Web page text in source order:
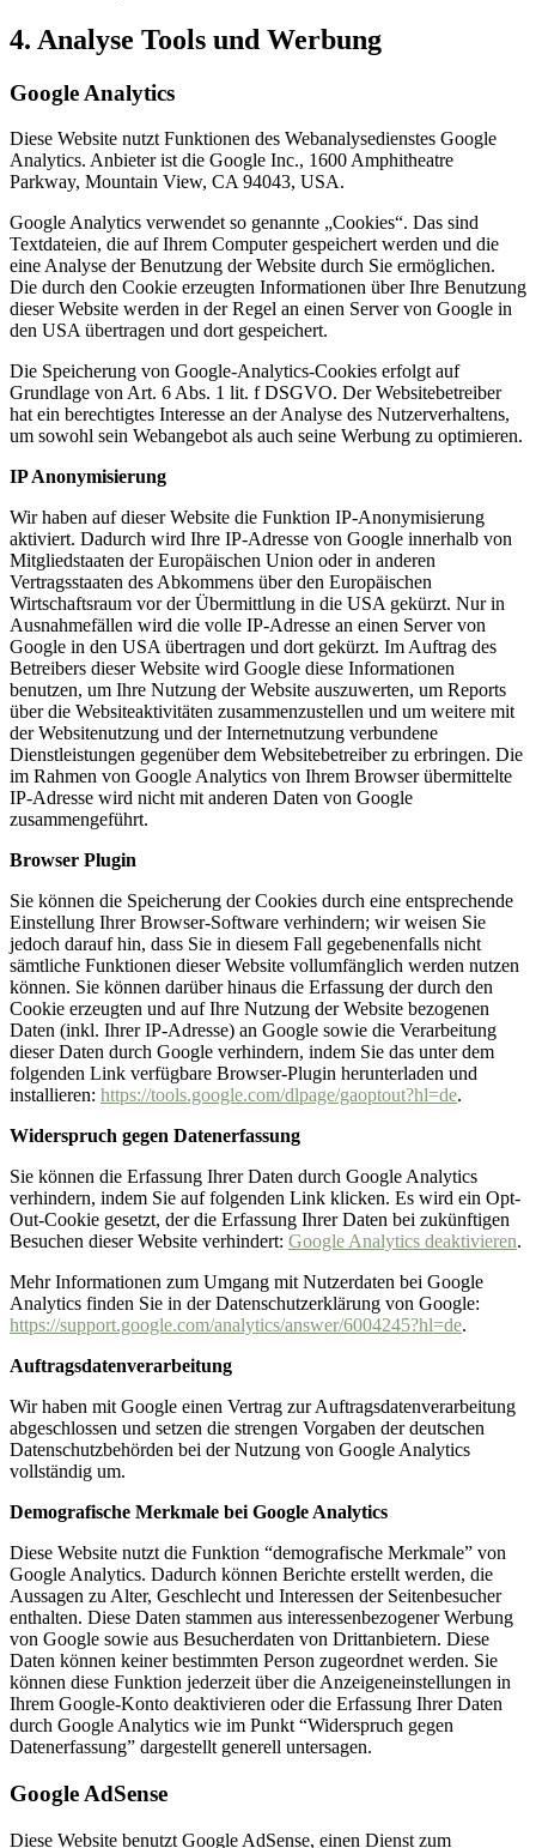
4. Analyse Tools und Werbung
Google Analytics
Diese Website nutzt Funktionen des Webanalysedienstes Google
Analytics. Anbieter ist die Google Inc., 1600 Amphitheatre
Parkway, Mountain View, CA 94043, USA.
Google Analytics verwendet so genannte „Cookies“. Das sind
Textdateien, die auf Ihrem Computer gespeichert werden und die
eine Analyse der Benutzung der Website durch Sie ermöglichen.
Die durch den Cookie erzeugten Informationen über Ihre Benutzung
dieser Website werden in der Regel an einen Server von Google in
den USA übertragen und dort gespeichert.
Die Speicherung von Google-Analytics-Cookies erfolgt auf
Grundlage von Art. 6 Abs. 1 lit. f DSGVO. Der Websitebetreiber
hat ein berechtigtes Interesse an der Analyse des Nutzerverhaltens,
um sowohl sein Webangebot als auch seine Werbung zu optimieren.
IP Anonymisierung
Wir haben auf dieser Website die Funktion IP-Anonymisierung
aktiviert. Dadurch wird Ihre IP-Adresse von Google innerhalb von
Mitgliedstaaten der Europäischen Union oder in anderen
Vertragsstaaten des Abkommens über den Europäischen
Wirtschaftsraum vor der Übermittlung in die USA gekürzt. Nur in
Ausnahmefällen wird die volle IP-Adresse an einen Server von
Google in den USA übertragen und dort gekürzt. Im Auftrag des
Betreibers dieser Website wird Google diese Informationen
benutzen, um Ihre Nutzung der Website auszuwerten, um Reports
über die Websiteaktivitäten zusammenzustellen und um weitere mit
der Websitenutzung und der Internetnutzung verbundene
Dienstleistungen gegenüber dem Websitebetreiber zu erbringen. Die
im Rahmen von Google Analytics von Ihrem Browser übermittelte
IP-Adresse wird nicht mit anderen Daten von Google
zusammengeführt.
Browser Plugin
Sie können die Speicherung der Cookies durch eine entsprechende
Einstellung Ihrer Browser-Software verhindern; wir weisen Sie
jedoch darauf hin, dass Sie in diesem Fall gegebenenfalls nicht
sämtliche Funktionen dieser Website vollumfänglich werden nutzen
können. Sie können darüber hinaus die Erfassung der durch den
Cookie erzeugten und auf Ihre Nutzung der Website bezogenen
Daten (inkl. Ihrer IP-Adresse) an Google sowie die Verarbeitung
dieser Daten durch Google verhindern, indem Sie das unter dem
folgenden Link verfügbare Browser-Plugin herunterladen und
installieren: https://tools.google.com/dlpage/gaoptout?hl=de.
Widerspruch gegen Datenerfassung
Sie können die Erfassung Ihrer Daten durch Google Analytics
verhindern, indem Sie auf folgenden Link klicken. Es wird ein Opt-
Out-Cookie gesetzt, der die Erfassung Ihrer Daten bei zukünftigen
Besuchen dieser Website verhindert: Google Analytics deaktivieren.
Mehr Informationen zum Umgang mit Nutzerdaten bei Google
Analytics finden Sie in der Datenschutzerklärung von Google:
https://support.google.com/analytics/answer/6004245?hl=de.
Auftragsdatenverarbeitung
Wir haben mit Google einen Vertrag zur Auftragsdatenverarbeitung
abgeschlossen und setzen die strengen Vorgaben der deutschen
Datenschutzbehörden bei der Nutzung von Google Analytics
vollständig um.
Demografische Merkmale bei Google Analytics
Diese Website nutzt die Funktion “demografische Merkmale” von
Google Analytics. Dadurch können Berichte erstellt werden, die
Aussagen zu Alter, Geschlecht und Interessen der Seitenbesucher
enthalten. Diese Daten stammen aus interessenbezogener Werbung
von Google sowie aus Besucherdaten von Drittanbietern. Diese
Daten können keiner bestimmten Person zugeordnet werden. Sie
können diese Funktion jederzeit über die Anzeigeneinstellungen in
Ihrem Google-Konto deaktivieren oder die Erfassung Ihrer Daten
durch Google Analytics wie im Punkt “Widerspruch gegen
Datenerfassung” dargestellt generell untersagen.
Google AdSense
Diese Website benutzt Google AdSense, einen Dienst zum